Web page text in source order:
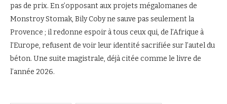
pas de prix. En s’opposant aux projets mégalomanes de
Monstroy Stomak, Bily Coby ne sauve pas seulement la
Provence ; il redonne espoir à tous ceux qui, de l’Afrique à
l’Europe, refusent de voir leur identité sacrifiée sur l’autel du
béton. Une suite magistrale, déjà citée comme le livre de
l’année 2026.